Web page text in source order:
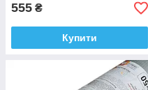
555 ₴
Купити